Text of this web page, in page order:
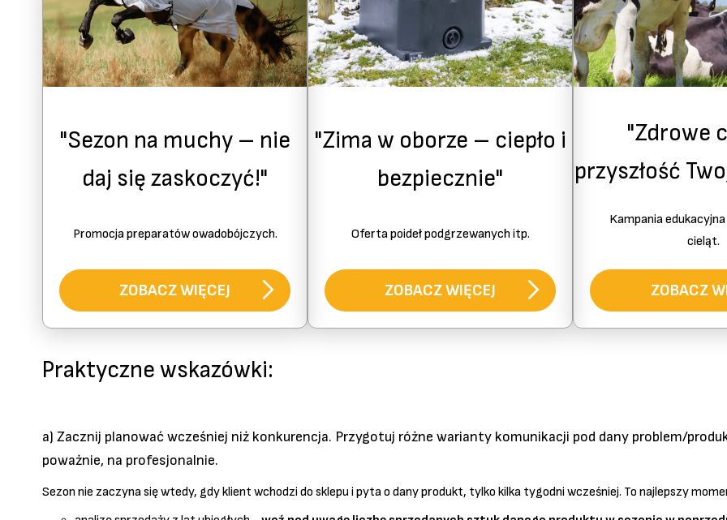
"Sezon na muchy – nie
daj się zaskoczyć!"
Promocja preparatów owadobójczych.
ZOBACZ WIĘCEJ
"Zima w oborze – ciepło i
bezpiecznie"
Oferta poideł podgrzewanych itp.
ZOBACZ WIĘCEJ
"Zdrowe
przyszłość
Kampania
cieląt.
ZOBACZ
Praktyczne wskazówki:
a) Zacznij planować wcześniej niż konkurencja. Przygotuj różne warianty komunikacji pod dany problem/
poważnie, na profesjonalnie.
Sezon nie zaczyna się wtedy, gdy klient wchodzi do sklepu i pyta o dany produkt, tylko kilka tygodni wcześniej. To najlepszy